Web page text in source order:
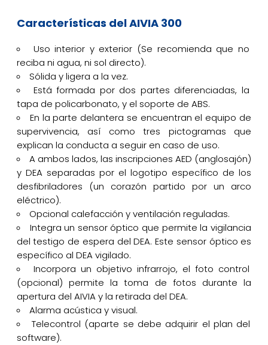
Características del AIVIA 300
Uso interior y exterior (Se recomienda que no
reciba ni agua, ni sol directo).
Sólida y ligera a la vez.
Está formada por dos partes diferenciadas, la
tapa de policarbonato, y el soporte de ABS.
En la parte delantera se encuentran el equipo de
supervivencia, así como tres pictogramas que
explican la conducta a seguir en caso de uso.
A ambos lados, las inscripciones AED (anglosajón)
y DEA separadas por el logotipo específico de los
desfibriladores (un corazón partido por un arco
eléctrico).
Opcional calefacción y ventilación reguladas.
Integra un sensor óptico que permite la vigilancia
del testigo de espera del DEA. Este sensor óptico es
específico al DEA vigilado.
Incorpora un objetivo infrarrojo, el foto control
(opcional) permite la toma de fotos durante la
apertura del AIVIA y la retirada del DEA.
Alarma acústica y visual.
Telecontrol (aparte se debe adquirir el plan del
software).